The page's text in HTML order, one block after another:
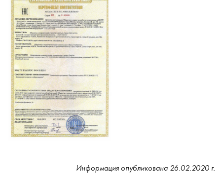
Информация опубликована 26.02.2020 г.